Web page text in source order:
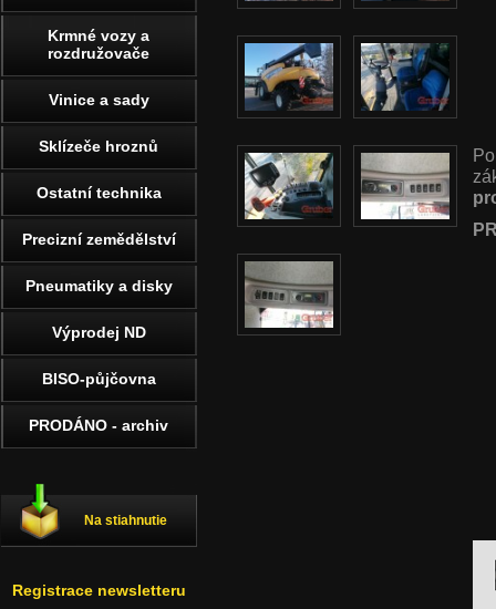
Krmné vozy a
rozdružovače
Vinice a sady
Sklízeče hroznů
Ostatní technika
Precizní zemědělství
Pneumatiky a disky
Výprodej ND
BISO-půjčovna
PRODÁNO - archiv
Na stiahnutie
Registrace newsletteru